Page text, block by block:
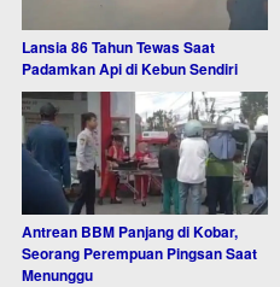
Lansia 86 Tahun Tewas Saat
Padamkan Api di Kebun Sendiri
Antrean BBM Panjang di Kobar,
Seorang Perempuan Pingsan Saat
Menunggu